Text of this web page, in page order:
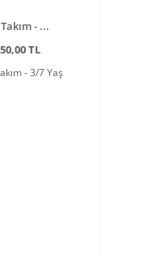
- ...
TL